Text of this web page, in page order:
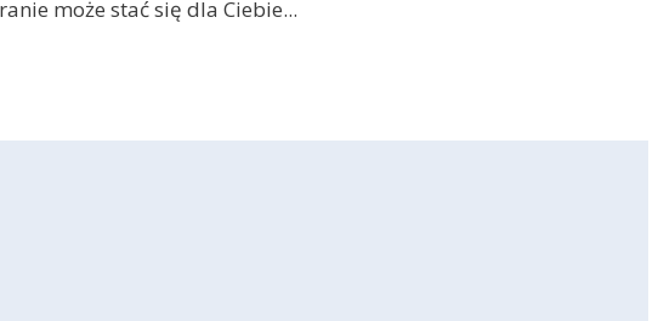
może stać się dla Ciebie...